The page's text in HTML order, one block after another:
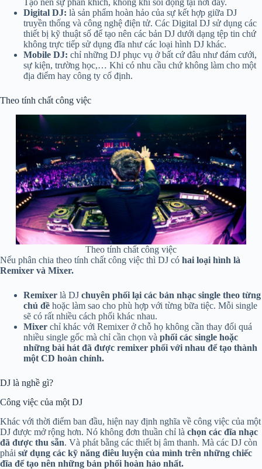
Tạo nên sự phấn khích, không khí sôi động tại nơi đây.
Digital DJ: là sản phẩm hoàn hảo của sự kết hợp giữa DJ
truyền thống và công nghệ điện tử. Các Digital DJ sử dụng các
thiết bị kỹ thuật số để tạo nên các bản DJ dưới dạng tệp tin chứ
không trực tiếp sử dụng đĩa như các loại hình DJ khác.
Mobile DJ: chỉ những DJ phục vụ ở bất cứ đâu như đám cưới,
sự kiện, trường học,… Khi có nhu cầu chứ không làm cho một
địa điểm hay công ty cố định.
Theo tính chất công việc
Theo tính chất công việc
Nếu phân chia theo tính chất công việc thì DJ có hai loại hình là
Remixer và Mixer.
Remixer là DJ chuyên phối lại các bản nhạc single theo từng
chủ đề hoặc làm sao cho phù hợp với từng bữa tiệc. Mỗi single
sẽ có rất nhiều cách phối khác nhau.
Mixer chỉ khác với Remixer ở chỗ họ không cần thay đổi quá
nhiều single gốc mà chỉ cần chọn và phối các single hoặc
những bài hát đã được remixer phối với nhau để tạo thành
một CD hoàn chỉnh.
DJ là nghề gì?
Công việc của một DJ
Khác với thời điểm ban đầu, hiện nay định nghĩa về công việc của một
DJ được mở rộng hơn. Nó không đơn thuần chỉ là chọn các đĩa nhạc
đã được thu sẵn. Và phát bằng các thiết bị âm thanh. Mà các DJ còn
phải sử dụng các kỹ năng điêu luyện của mình trên những chiếc
đĩa để tạo nên những bản phối hoàn hảo nhất.